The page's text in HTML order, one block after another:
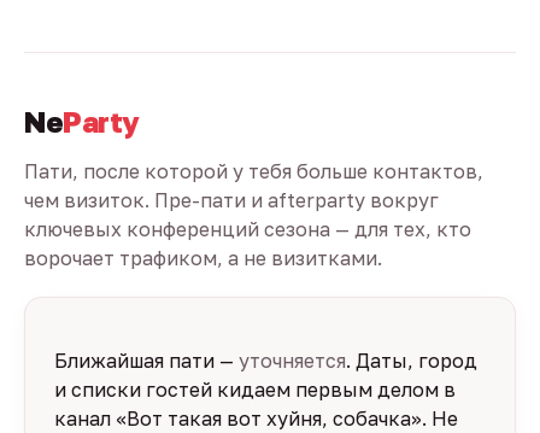
NeParty
Пати, после которой у тебя больше контактов,
чем визиток. Пре-пати и afterparty вокруг
ключевых конференций сезона — для тех, кто
ворочает трафиком, а не визитками.
Ближайшая пати — уточняется. Даты, город
и списки гостей кидаем первым делом в
канал «Вот такая вот хуйня, собачка». Не